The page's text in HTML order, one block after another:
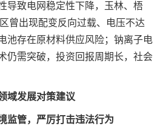
致电网稳定性下降，玉林、梧
曾出现配变反向过载、电压不达
池存在原材料供应风险；钠离子电
仍需突破，投资回报周期长，社会
域发展对策建议
监管，严厉打击违法行为